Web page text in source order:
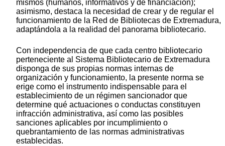
mismos (humanos, informativos y de financiación);
asimismo, destaca la necesidad de crear y de regular el
funcionamiento de la Red de Bibliotecas de Extremadura,
adaptándola a la realidad del panorama bibliotecario.
Con independencia de que cada centro bibliotecario
perteneciente al Sistema Bibliotecario de Extremadura
disponga de sus propias normas internas de
organización y funcionamiento, la presente norma se
erige como el instrumento indispensable para el
establecimiento de un régimen sancionador que
determine qué actuaciones o conductas constituyen
infracción administrativa, así como las posibles
sanciones aplicables por incumplimiento o
quebrantamiento de las normas administrativas
establecidas.